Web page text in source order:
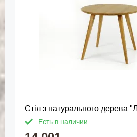
Стіл з натурального дерева
Есть в наличии